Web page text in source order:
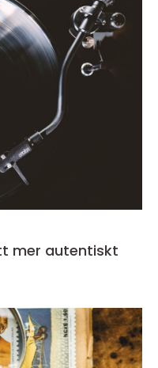
mer autentiskt